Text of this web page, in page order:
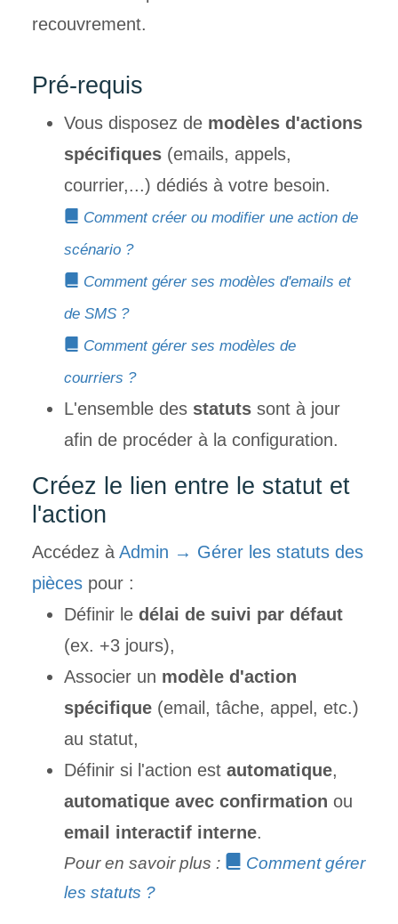
recouvrement.
Pré-requis
Vous disposez de modèles d'actions
spécifiques(emails, appels,
courrier,...) dédiés à votre besoin.
Comment créer ou modifier une action de
scénario ?
Comment gérer ses modèles d'emails et
de SMS ?
Comment gérer ses modèles de
courriers ?
L'ensemble des statutssont à jour
afin de procéder à la configuration.
Créez le lien entre le statut et
l'action
Accédez à Admin → Gérer les statuts des
piècespour :
Définir le délai de suivi par défaut
(ex. +3 jours),
Associer un modèle d'action
spécifique(email, tâche, appel, etc.)
au statut,
Définir si l'action est automatique,
automatique avec confirmation ou
email interactif interne.
Pour en savoir plus :
Comment gérer
les statuts ?